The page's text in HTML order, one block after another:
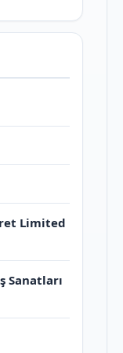
Limited
Sanatları